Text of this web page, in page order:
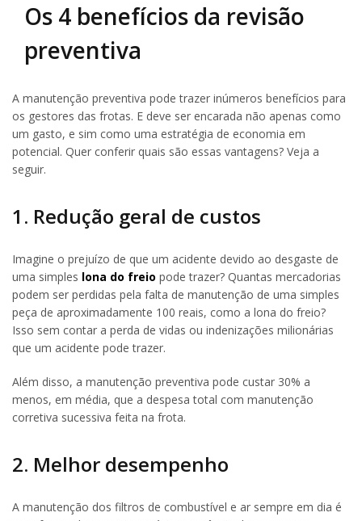
Os 4 benefícios da revisão
preventiva
A manutenção preventiva pode trazer inúmeros benefícios para
os gestores das frotas. E deve ser encarada não apenas como
um gasto, e sim como uma estratégia de economia em
potencial. Quer conferir quais são essas vantagens? Veja a
seguir.
1. Redução geral de custos
Imagine o prejuízo de que um acidente devido ao desgaste de
uma simples lona do freio pode trazer? Quantas mercadorias
podem ser perdidas pela falta de manutenção de uma simples
peça de aproximadamente 100 reais, como a lona do freio?
Isso sem contar a perda de vidas ou indenizações milionárias
que um acidente pode trazer.
Além disso, a manutenção preventiva pode custar 30% a
menos, em média, que a despesa total com manutenção
corretiva sucessiva feita na frota.
2. Melhor desempenho
A manutenção dos filtros de combustível e ar sempre em dia é